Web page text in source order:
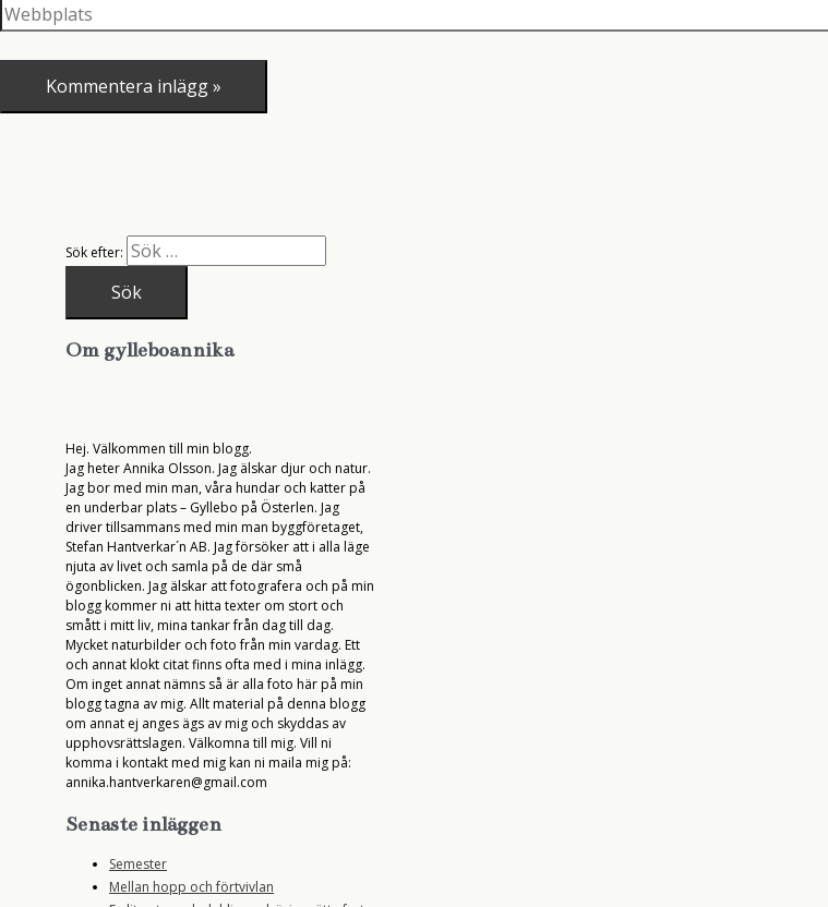
Sök efter:
Om gylleboannika
Hej. Välkommen till min blogg.
Jag heter Annika Olsson. Jag älskar djur och natur.
Jag bor med min man, våra hundar och katter på
en underbar plats – Gyllebo på Österlen. Jag
driver tillsammans med min man byggföretaget,
Stefan Hantverkar´n AB. Jag försöker att i alla läge
njuta av livet och samla på de där små
ögonblicken. Jag älskar att fotografera och på min
blogg kommer ni att hitta texter om stort och
smått i mitt liv, mina tankar från dag till dag.
Mycket naturbilder och foto från min vardag. Ett
och annat klokt citat finns ofta med i mina inlägg.
Om inget annat nämns så är alla foto här på min
blogg tagna av mig. Allt material på denna blogg
om annat ej anges ägs av mig och skyddas av
upphovsrättslagen. Välkomna till mig. Vill ni
komma i kontakt med mig kan ni maila mig på:
annika.hantverkaren@gmail.com
Senaste inläggen
Semester
Mellan hopp och förtvivlan